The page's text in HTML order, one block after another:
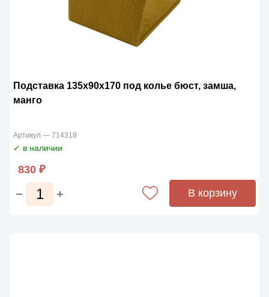
Подставка 135х90х170 под колье бюст, замша,
манго
Артикул — 714318
✓ в наличии
830 ₽
В корзину